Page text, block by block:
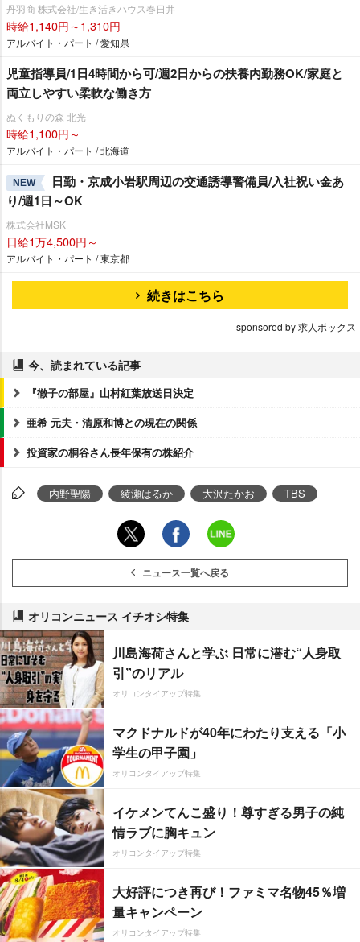
丹羽商 株式会社/生き活きハウス春日井
時給1,140円～1,310円
アルバイト・パート / 愛知県
児童指導員/1日4時間から可/週2日からの扶養内勤務OK/家庭と
両立しやすい柔軟な働き方
ぬくもりの森 北光
時給1,100円～
アルバイト・パート / 北海道
NEW
日勤・京成小岩駅周辺の交通誘導警備員/入社祝い金あ
り/週1日～OK
株式会社MSK
日給1万4,500円～
アルバイト・パート / 東京都
続きはこちら
sponsored by 求人ボックス
今、読まれている記事
『徹子の部屋』山村紅葉放送日決定
亜希 元夫・清原和博との現在の関係
投資家の桐谷さん長年保有の株紹介
内野聖陽 綾瀬はるか 大沢たかお TBS
ニュース一覧へ戻る
オリコンニュース イチオシ特集
川島海荷さんと学ぶ 日常に潜む“人身取
引”のリアル
オリコンタイアップ特集
マクドナルドが40年にわたり支える「小
学生の甲子園」
オリコンタイアップ特集
イケメンてんこ盛り！尊すぎる男子の純
情ラブに胸キュン
オリコンタイアップ特集
大好評につき再び！ファミマ名物45％増
量キャンペーン
オリコンタイアップ特集